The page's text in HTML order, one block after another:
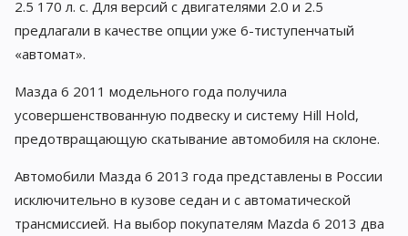
2.5 170 л. с. Для версий с двигателями 2.0 и 2.5
предлагали в качестве опции уже 6-тиступенчатый
«автомат».
Мазда 6 2011 модельного года получила
усовершенствованную подвеску и систему Hill Hold,
предотвращающую скатывание автомобиля на склоне.
Автомобили Мазда 6 2013 года представлены в России
исключительно в кузове седан и с автоматической
трансмиссией. На выбор покупателям Mazda 6 2013 два